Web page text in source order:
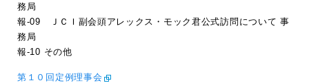
務局
報-09 ＪＣＩ副会頭アレックス・モック君公式訪問について 事
務局
報-10 その他
第１０回定例理事会